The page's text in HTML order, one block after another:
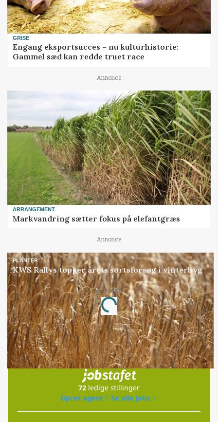
GRISE
Engang eksportsucces – nu kulturhistorie:
Gammel sæd kan redde truet race
Annonce
ARRANGEMENT
Markvandring sætter fokus på elefantgræs
Annonce
PLANTER
KWS Rallys topper årets sortsforsøg i vinterbyg
Annonce
Loading...
Jobs
i samarbejde med
72 ledige stillinger
Opret agent
Se alle jobs